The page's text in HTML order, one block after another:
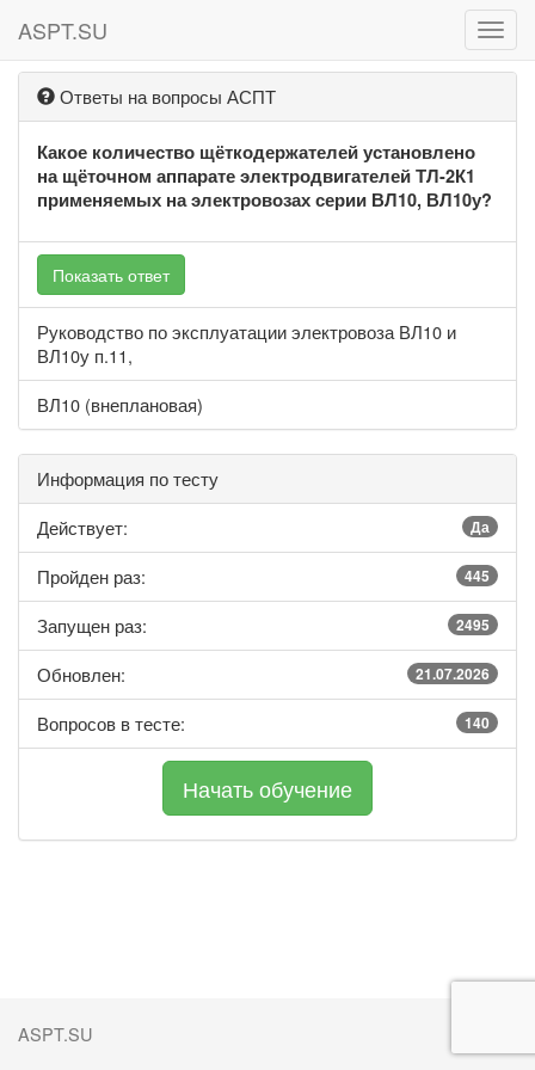
ASPT.SU
Ответы на вопросы АСПТ
Какое количество щёткодержателей установлено
на щёточном аппарате электродвигателей ТЛ-2К1
применяемых на электровозах серии ВЛ10, ВЛ10у?
Показать ответ
Руководство по эксплуатации электровоза ВЛ10 и
ВЛ10у п.11,
ВЛ10 (внеплановая)
Информация по тесту
Действует:
Да
Пройден раз: 445
Запущен раз: 2495
Обновлен: 21.07.2026
Вопросов в тесте: 140
ASPT.SU